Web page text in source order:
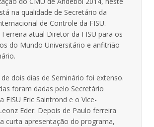
na qualidade de Secretário da
de Controle da FISU.
atual Diretor da FISU para os
do Mundo Universitário e anfitrião
dois dias de Seminário foi extenso.
foram dadas pelo Secretário
FISU Eric Saintrond e o Vice-
Eder. Depois de Paulo ferreira
curta apresentação do programa,